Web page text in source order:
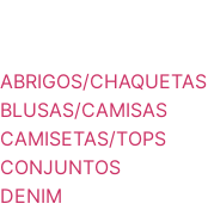
ABRIGOS/CHAQUETAS
BLUSAS/CAMISAS
CAMISETAS/TOPS
CONJUNTOS
DENIM